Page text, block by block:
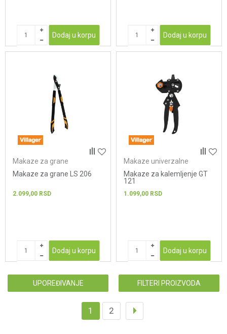
Dodaj u korpu Dodaj u korpu
Makaze za grane
Makaze za grane LS 206
2.099,00 RSD
Dodaj u korpu
Makaze univerzalne
Makaze za kalemljenje GT
121
1.099,00 RSD
Dodaj u korpu
UPOREĐIVANJE FILTERI PROIZVODA
1 2